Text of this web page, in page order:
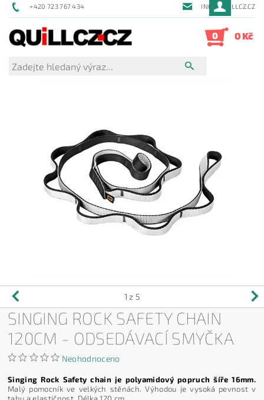
+420 723 767 434 INFO@QUILLCZ.CZ
0 0 Kč
1 z 5
SINGING ROCK SAFETY CHAIN
120CM - ODSEDÁVACÍ SMYČKA
Neohodnoceno
Singing Rock Safety chain je polyamidový popruch šíře 16mm.
Malý pomocník ve velkých stěnách. Výhodou je vysoká pevnost v